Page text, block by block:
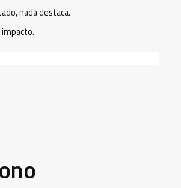
nada destaca.